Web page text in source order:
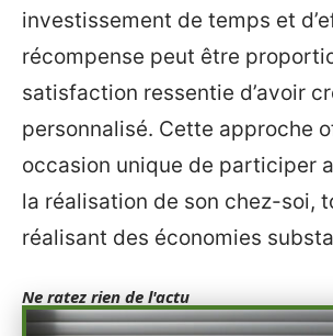
investissement de temps et
récompense peut être
satisfaction ressentie d’avoir
personnalisé. Cette approche
occasion unique de participer
la réalisation de son chez-soi,
réalisant des économies
Ne ratez rien de l'actu